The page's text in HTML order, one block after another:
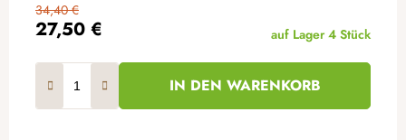
27,50 €
34,40 €
auf Lager 4 Stück
IN DEN WARENKORB